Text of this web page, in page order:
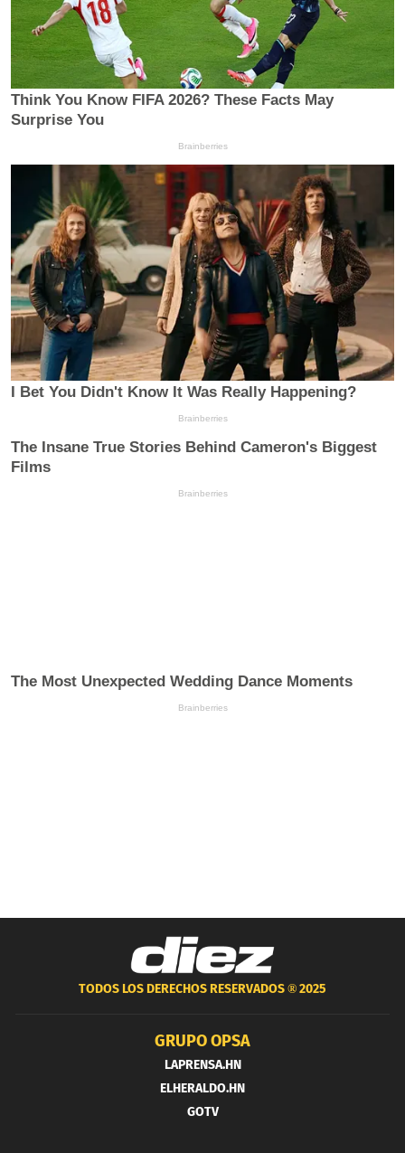
TODOS LOS DERECHOS RESERVADOS ®2025
GRUPO OPSA
LAPRENSA.HN
ELHERALDO.HN
GOTV